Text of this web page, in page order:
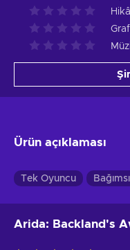
Ürün açıklaması
Tek Oyuncu
Arida: Backland's